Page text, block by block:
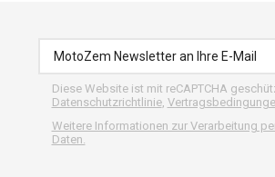
Diese Website ist mit reCAPTCHA
Datenschutzrichtlinie,
Weitere Informationen zur Verarbeitung
Daten.